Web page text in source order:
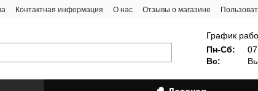
Контактная информация О нас Отзывы о магазине
График
Пн-Сб:
Вс: